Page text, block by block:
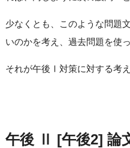
少なくとも、このような問題
いのかを考え、過去問題を使
それが午後Ⅰ対策に対する考え
午後 Ⅱ [午後2] 論